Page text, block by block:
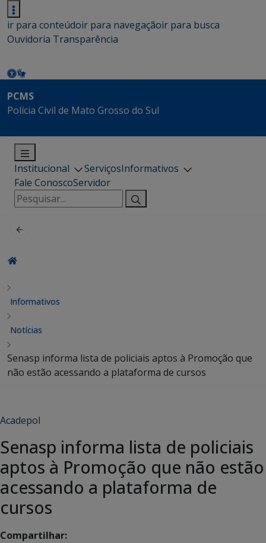
ir para conteúdoir para navegaçãoir para busca
Ouvidoria Transparência
PCMS
Polícia Civil de Mato Grosso do Sul
Institucional ServiçosInformativos
Fale ConoscoServidor
Pesquisar
por:
Informativos
Notícias
Senasp informa lista de policiais aptos à Promoção que
não estão acessando a plataforma de cursos
Acadepol
Senasp informa lista de policiais
aptos à Promoção que não estão
acessando a plataforma de
cursos
Compartilhar: